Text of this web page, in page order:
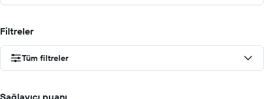
Filtreler
Tüm filtreler
Sağlayıcı puanı